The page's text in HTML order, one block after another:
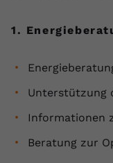
1.
Unterstützung
Informationen
Beratung zur
Zweck